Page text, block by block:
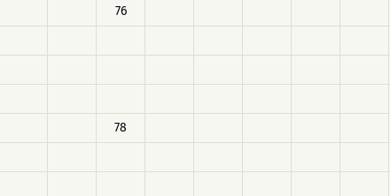
76
78